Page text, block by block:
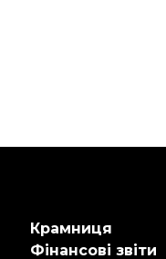
Крамниця
Фінансові звіти